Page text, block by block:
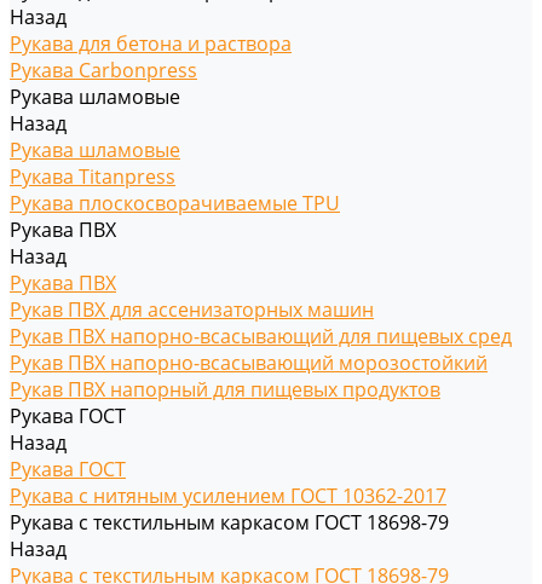
Назад
Рукава для бетона и раствора
Рукава Carbonpress
Рукава шламовые
Назад
Рукава шламовые
Рукава Titanpress
Рукава плоскосворачиваемые TPU
Рукава ПВХ
Назад
Рукава ПВХ
Рукав ПВХ для ассенизаторных машин
Рукав ПВХ напорно-всасывающий для пищевых сред
Рукав ПВХ напорно-всасывающий морозостойкий
Рукав ПВХ напорный для пищевых продуктов
Рукава ГОСТ
Назад
Рукава ГОСТ
Рукава с нитяным усилением ГОСТ 10362-2017
Рукава с текстильным каркасом ГОСТ 18698-79
Назад
Рукава с текстильным каркасом ГОСТ 18698-79